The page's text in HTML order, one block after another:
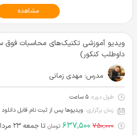
مشاهده
ویدیو آموزشی تکنیک‌های محاسبات فوق
داوطلب کنکور)
مدرس: مهدی زمانی
طول دوره: ۵ ساعت
زمان برگزاری: ویدیوها پس از ثبت نام قابل
۷۵۰,۰۰۰ ۶۳۷,۵۰۰ تومان تا جمعه ۲۳ مرداد